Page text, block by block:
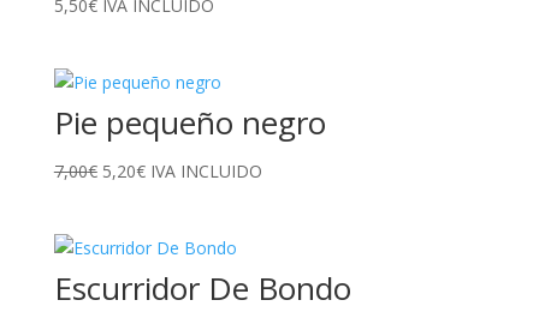
5,50€ IVA INCLUIDO
Pie pequeño negro
7,00€ El
era:
7,00€.
5,20€El
es:
5,20€.
IVA INCLUIDO
Escurridor De Bondo